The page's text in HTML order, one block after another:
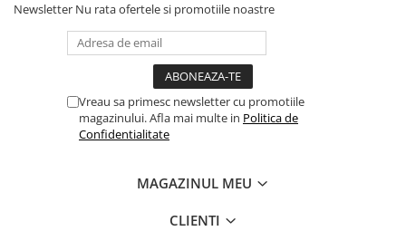
Newsletter Nu rata ofertele si promotiile noastre
Vreau sa primesc newsletter cu promotiile
magazinului. Afla mai multe in Politica de
Confidentialitate
MAGAZINUL MEU
CLIENTI